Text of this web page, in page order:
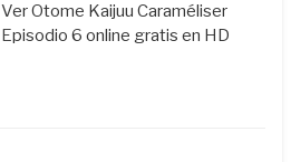
Ver Otome Kaijuu Caraméliser
Episodio 6 online gratis en HD